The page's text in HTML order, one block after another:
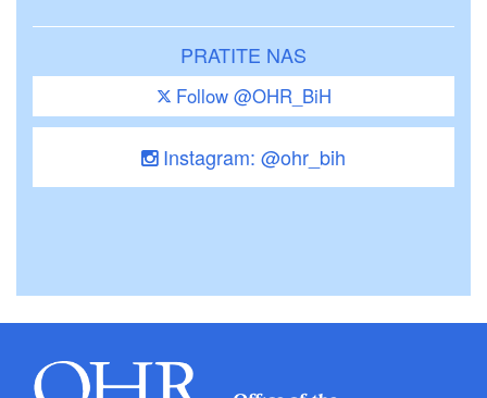
PRATITE NAS
Follow @OHR_BiH
Instagram: @ohr_bih